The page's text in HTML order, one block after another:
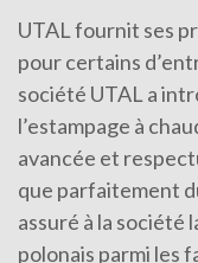
UTAL fournit ses
pour certains
société UTAL a
l’estampage à
avancée et
que parfaitement
assuré à la société
polonais parmi les